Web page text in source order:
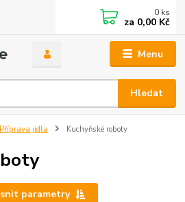
Menu
Hledat
0 ks
za 0,00 Kč
Příprava jídla Kuchyňské roboty
parametry